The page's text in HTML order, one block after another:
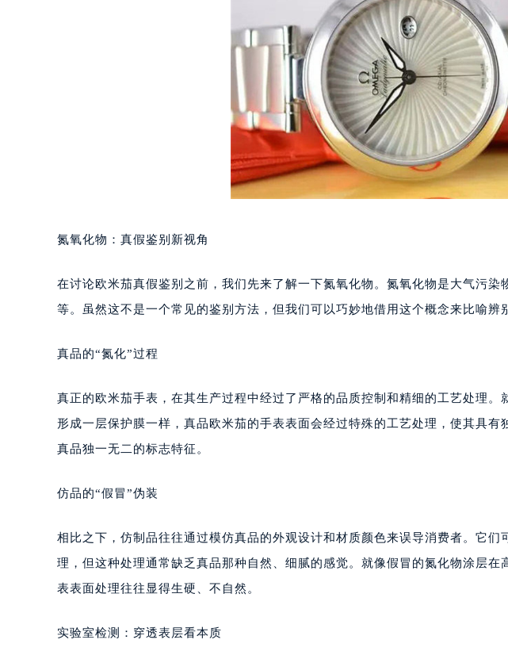
氮氧化物：真假鉴别新视角
在讨论欧米茄真假鉴别之前，我们先来了解一下氮氧化物。氮氧化物是大气污染
等。虽然这不是一个常见的鉴别方法，但我们可以巧妙地借用这个概念来比喻辨
真品的“氮化”过程
真正的欧米茄手表，在其生产过程中经过了严格的品质控制和精细的工艺处理。
形成一层保护膜一样，真品欧米茄的手表表面会经过特殊的工艺处理，使其具有
真品独一无二的标志特征。
仿品的“假冒”伪装
相比之下，仿制品往往通过模仿真品的外观设计和材质颜色来误导消费者。它们
理，但这种处理通常缺乏真品那种自然、细腻的感觉。就像假冒的氮化物涂层
表表面处理往往显得生硬、不自然。
实验室检测：穿透表层看本质